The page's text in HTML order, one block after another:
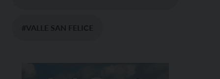
#VALLE SAN FELICE